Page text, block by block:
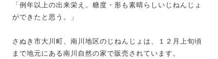
「例年以上の出来栄え。糖度・形も素晴らしいじねんじょ
ができたと思う。」
さぬき市大川町、南川地区のじねんじょは、１２月上旬頃
まで地元にある南川自然の家で販売されています。